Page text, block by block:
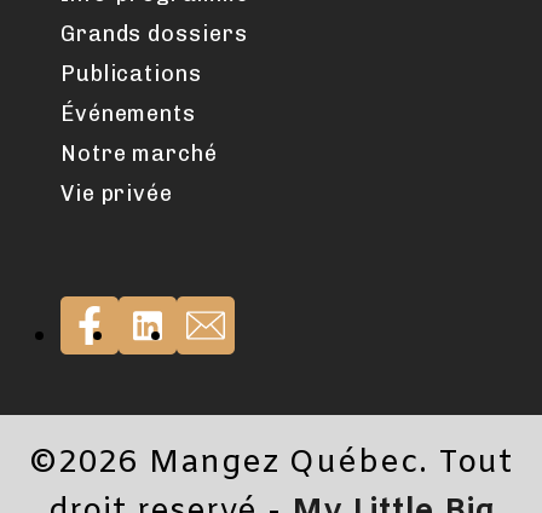
Grands dossiers
Publications
Événements
Notre marché
Vie privée
©2026 Mangez Québec. Tout